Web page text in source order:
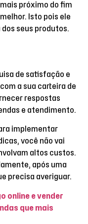
próximo do fim
Isto pois ele
seus produtos.
de satisfação e
a sua carteira de
respostas
e atendimento.
implementar
você não vai
altos custos.
após uma
precisa averiguar.
online e vender
que mais